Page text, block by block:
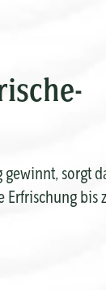
gewinnt, sorgt
Erfrischung bis